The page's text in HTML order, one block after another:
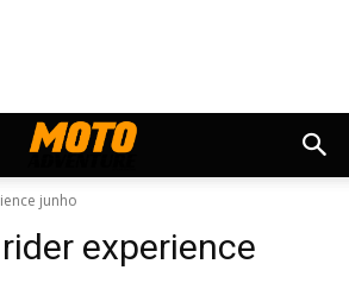
junho
experience